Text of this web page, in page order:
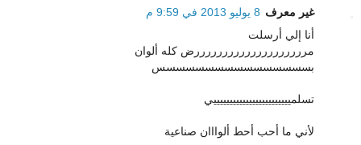
غير معرف 8 يوليو 2013 في 9:59 م
أنا إلي أرسلت
مررررررررررررررررررررض كله ألوان
بسسسسسسسسسسسسسسسس
تسلمييييييييييييييييييييييييي
لأني ما أحب أحط ألوااان صناعية